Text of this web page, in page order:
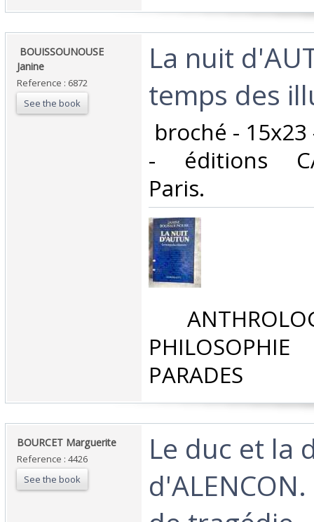
‎ BOUISSOUNOUSE
Janine‎
Reference : 6872
See the book
‎La nuit
temps des
broché -
- éditions
Paris. ‎
PHILOSOPHIE
PARADES‎
‎BOURCET Marguerite‎
Reference : 4426
See the book
‎Le duc et la